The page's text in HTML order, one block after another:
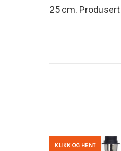
25 cm.
KLIKK OG HENT